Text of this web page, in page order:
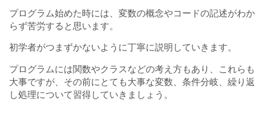
プログラム始めた時には、変数の概念やコードの記述がわか
らず苦労すると思います。
初学者がつまずかないように丁寧に説明していきます。
プログラムには関数やクラスなどの考え方もあり、これらも
大事ですが、その前にとても大事な変数、条件分岐、繰り返
し処理について習得していきましょう。